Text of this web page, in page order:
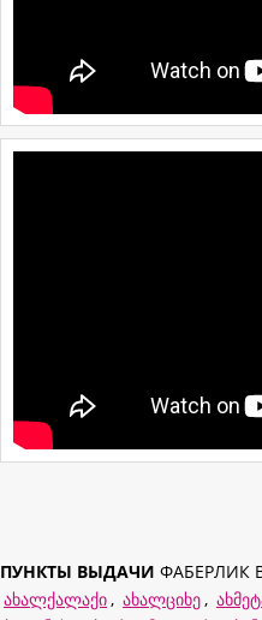
ПУНКТЫ ВЫДАЧИ ФАБЕРЛИК
ახალქალაქი , ახალციხე ,